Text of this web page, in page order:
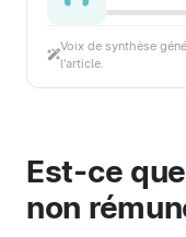
Voix de synthèse
l'article.
Est-ce
non